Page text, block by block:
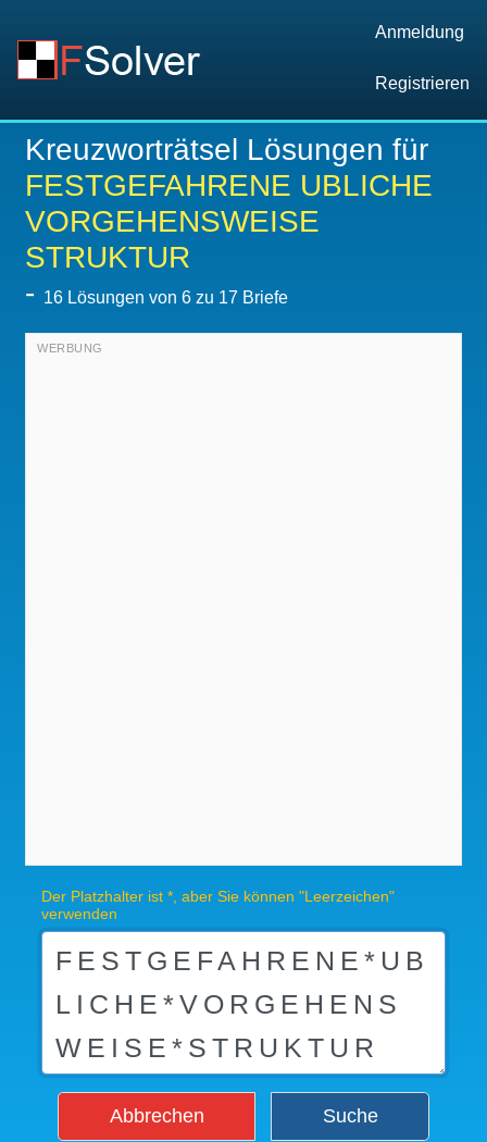
Anmeldung
Registrieren
Kreuzworträtsel Lösungen für
FESTGEFAHRENE UBLICHE
VORGEHENSWEISE
STRUKTUR
- 16 Lösungen von 6 zu 17 Briefe
Der Platzhalter ist *, aber Sie können "Leerzeichen"
verwenden
Abbrechen Suche